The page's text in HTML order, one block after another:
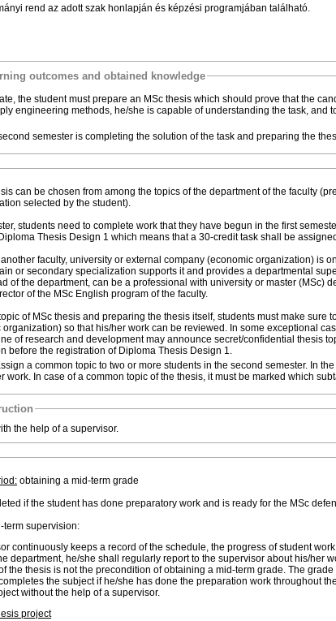
rend az adott szak honlapján és képzési programjában található.
outcomes and obtained knowledge
the student must prepare an MSc thesis which should prove that the
engineering methods, he/she is capable of understanding the task, and
semester is completing the solution of the task and preparing the
can be chosen from among the topics of the department of the faculty
selected by the student).
students need to complete work that they have begun in the first
Thesis Design 1 which means that a 30-credit task shall be
faculty, university or external company (economic organization) is
or secondary specialization supports it and provides a departmental
of the department, can be a professional with university or master (MSc)
of the MSc English program of the faculty.
of MSc thesis and preparing the thesis itself, students must make sure
so that his/her work can be reviewed. In some exceptional
of research and development may announce secret/confidential thesis
before the registration of Diploma Thesis Design 1.
a common topic to two or more students in the second semester. In
work. In case of a common topic of the thesis, it must be marked which
the help of a supervisor.
obtaining a mid-term grade
if the student has done preparatory work and is ready for the MSc
term supervision:
continuously keeps a record of the schedule, the progress of student
department, he/she shall regularly report to the supervisor about his/her
the thesis is not the precondition of obtaining a mid-term grade. The
the subject if he/she has done the preparation work throughout
without the help of a supervisor.
project